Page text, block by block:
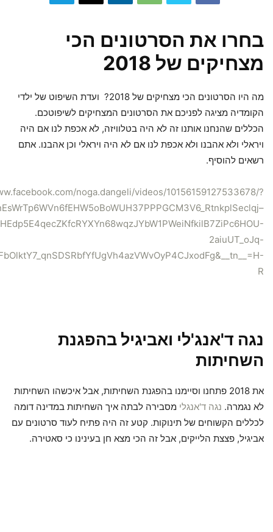
בחרו את הסרטונים הכי
מצחיקים של 2018
מה היו הסרטונים הכי מצחיקים של 2018? ועדת השיפוט של ילדי
הקומדיה מציגה לפניכם את הסרטונים המצחיקים לשיפוטכם.
הכללים שהנחנו אותנו זה לא היה בטלוויזה, לא אכפת לנו אם היה
ויראלי ולא אהבנו ולא אכפת לנו אם לא היה ויראלי וכן אהבנו. אתם
רשאים להוסיף.
noga.dangeli/videos/10156159127533678/?
2aiuUT_oJq-
R
נגה ד'אנג'לי ואביגיל בהפגנת
השחיתות
את 2018 פתחנו וסיימנו בהפגנת השחיתות, אבל איכשהו השחיתות
לא נגמרה. נגה ד'אנגלי מסבירה לבתה איך השחיתות במדינה דומה
לכללים הקשוחים של תינוקות. קטע זה היה פתיח לעוד סרטונים עם
אביגיל, פצצת הלייקים, אבל זה הכי מצא חן בעינינו כי סאטירה.